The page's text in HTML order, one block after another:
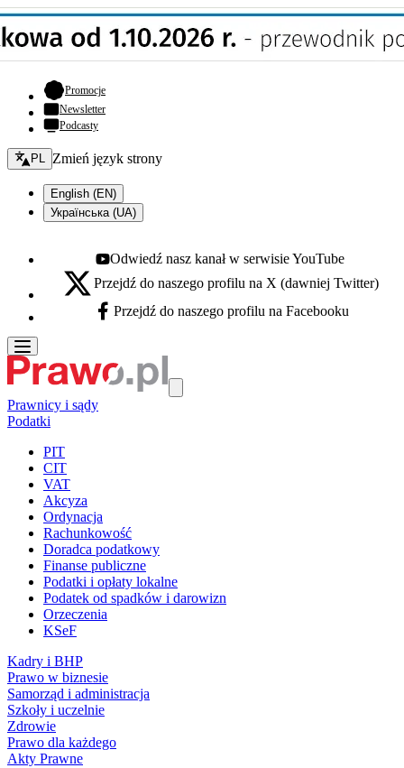
Promocje- otwiera się w nowej karcie
Newsletter
Podcasty
Zmień język - bieżący:
PL Zmień język strony
English (EN)
Українська (UA)
Youtube - otwiera się w nowej karcie
Odwiedź nasz kanał w serwisie YouTube
X - otwiera się w nowej karcie
Przejdź do naszego profilu na X (dawniej Twitter)
Facebook - otwiera się w nowej karcie
Przejdź do naszego profilu na Facebooku
Prawnicy i sądy
Podatki
PIT
CIT
VAT
Akcyza
Ordynacja
Rachunkowość
Doradca podatkowy
Finanse publiczne
Podatki i opłaty lokalne
Podatek od spadków i darowizn
Orzeczenia
KSeF
Kadry i BHP
Prawo w biznesie
Samorząd i administracja
Szkoły i uczelnie
Zdrowie
Prawo dla każdego
Akty Prawne